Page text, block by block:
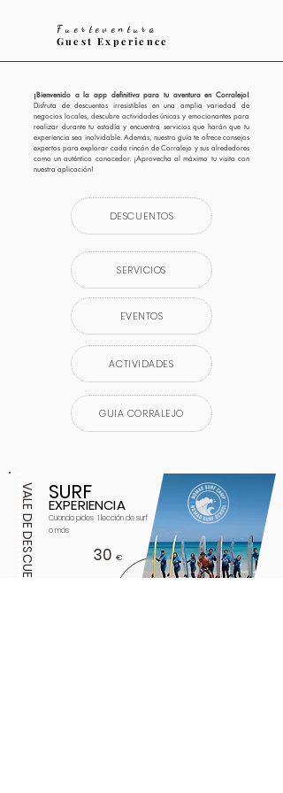
Fuerteventura
Guest Experience
¡Bienvenido a la app definitiva para tu aventura en Corralejo!
Disfruta de descuentos irresistibles en una amplia variedad de
negocios locales, descubre actividades únicas y emocionantes para
realizar durante tu estadía y encuentra servicios que harán que tu
experiencia sea inolvidable. Además, nuestro guía te ofrece consejos
expertos para explorar cada rincón de Corralejo y sus alrededores
como un auténtico conocedor. ¡Aprovecha al máximo tu visita con
nuestra aplicación!
DESCUENTOS
SERVICIOS
EVENTOS
ACTIVIDADES
GUIA CORRALEJO
VALE DE DESCUENTO SURF
EXPERIENCIA
Cuando pides 1 lección de surf
o más
30 €